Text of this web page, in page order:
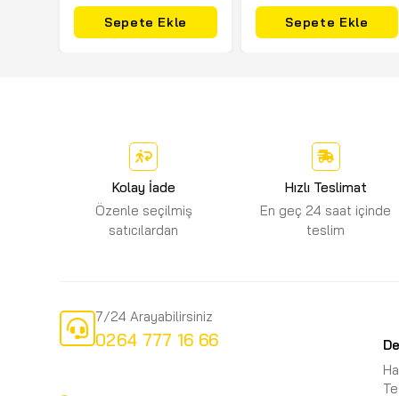
Sepete Ekle Sepete Ekle
Kolay İade
Özenle seçilmiş
satıcılardan
Hızlı Teslimat
En geç 24 saat içinde
teslim
7/24 Arayabilirsiniz
0264 777 16 66